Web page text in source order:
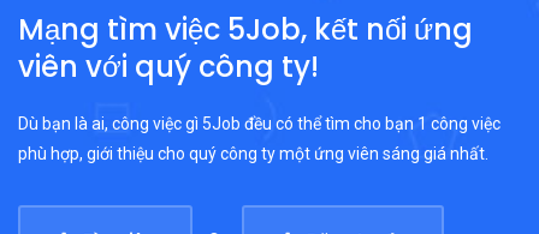
Mạng tìm việc 5Job, kết nối ứng
viên với quý công ty!
Dù bạn là ai, công việc gì 5Job đều có thể tìm cho bạn 1 công việc
phù hợp, giới thiệu cho quý công ty một ứng viên sáng giá nhất.